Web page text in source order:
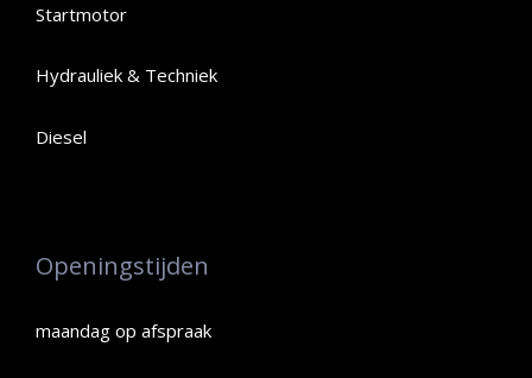
Startmotor
Hydrauliek & Techniek
Diesel
Openingstijden
maandag op afspraak